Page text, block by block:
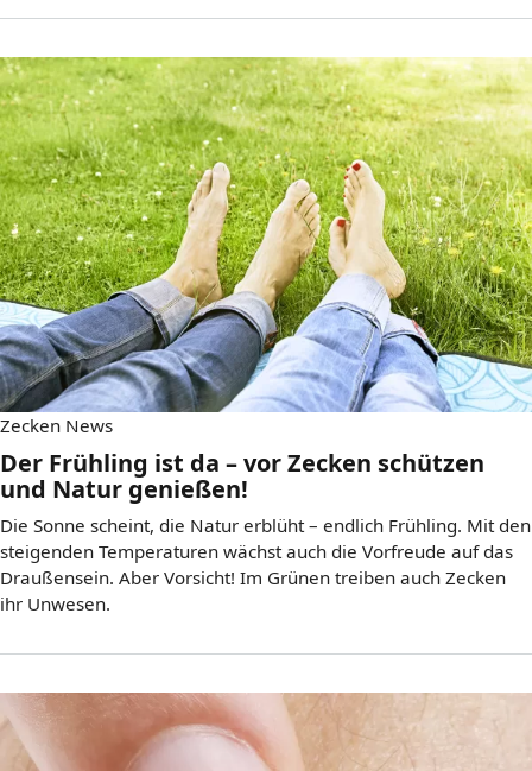
Zecken News
Der Frühling ist da – vor Zecken schützen
und Natur genießen!
Die Sonne scheint, die Natur erblüht – endlich Frühling. Mit den
steigenden Temperaturen wächst auch die Vorfreude auf das
Draußensein. Aber Vorsicht! Im Grünen treiben auch Zecken
ihr Unwesen.